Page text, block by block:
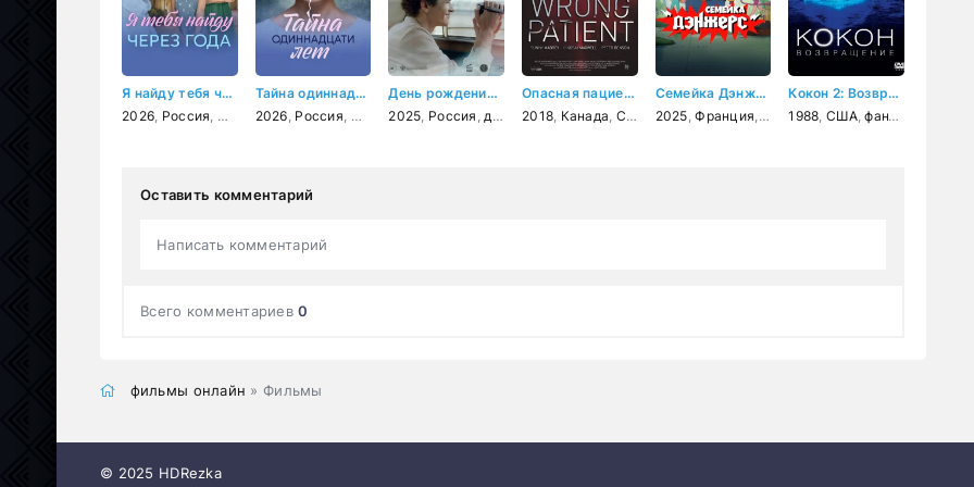
Я найду тебя через года
2026 Россия мелодрама
Тайна одиннадцати лет
2026 Россия мелодрама
День рождения Сидни Люмета
2025 Россия драма
Опасная пациентка
2018 Канада США триллер
Семейка Дэнжерс
2025 ,Франция мультфильм,фантастика
Кокон 2: Возвращение
1988 США,фантастика
Оставить комментарий
Написать комментарий
Всего комментариев0
фильмы онлайн » Фильмы
© 2025 HDRezka